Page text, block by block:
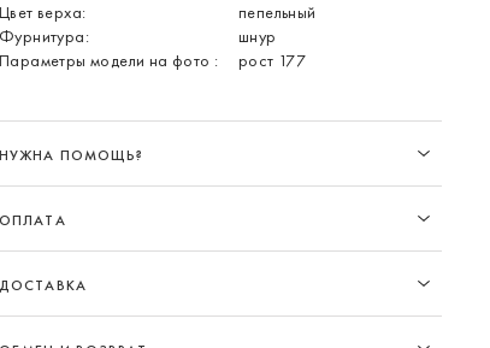
Цвет верха:
пепельный
Фурнитура:
шнур
Параметры модели на фото :
рост 177
НУЖНА ПОМОЩЬ?
ОПЛАТА
ДОСТАВКА